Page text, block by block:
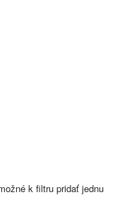
k filtru pridať jednu